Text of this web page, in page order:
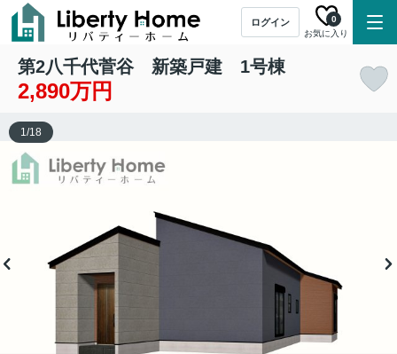
ログイン
お気に入り
0
第2八千代菅谷 新築戸建 1号棟
2,890万円
1/18